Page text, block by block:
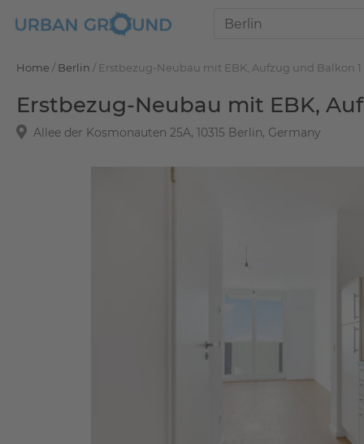
Home / Berlin / Erstbezug-Neubau mit EBK, Aufzug und Balkon
Erstbezug-Neubau mit EBK,
Allee der Kosmonauten 25A, 10315 Berlin, Germany